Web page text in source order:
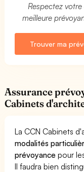
Respectez
meilleure
Trouver ma
Assurance
Cabinets
La CCN Cabinets
modalités
prévoyance pour
Il faudra bien